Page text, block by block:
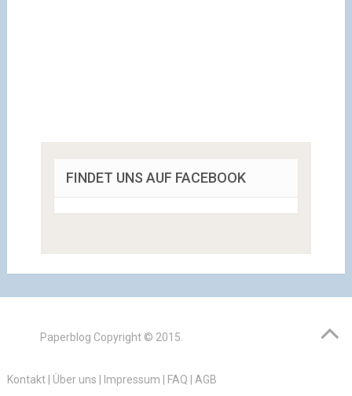
FINDET UNS AUF FACEBOOK
Paperblog Copyright © 2015.
Kontakt| Über uns Impressum FAQ AGB